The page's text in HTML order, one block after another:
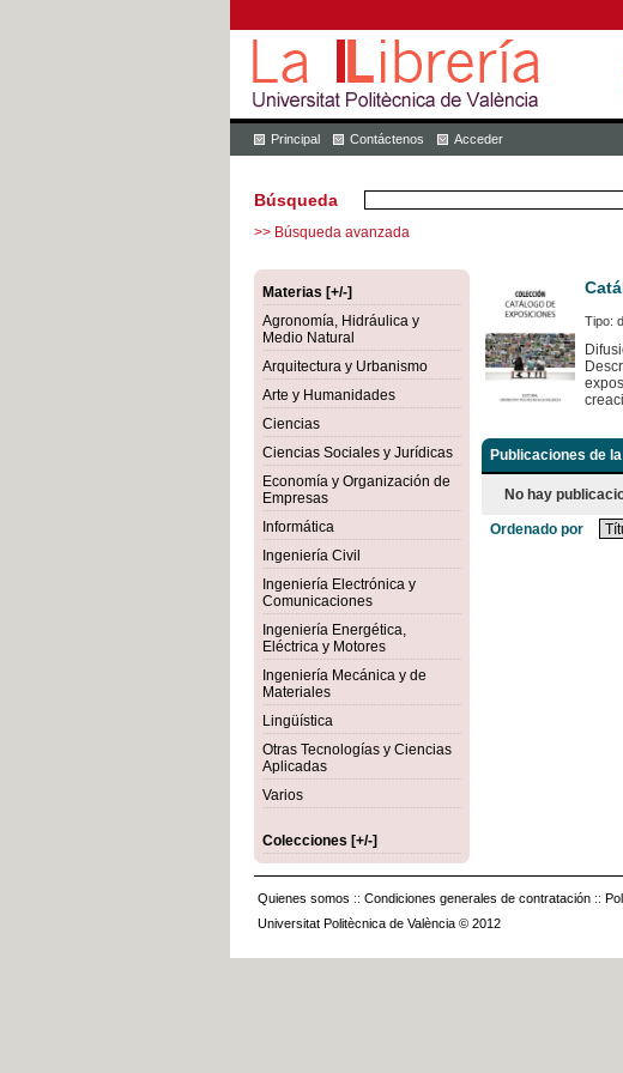
Principal Contáctenos Acceder
Búsqueda
>> Búsqueda avanzada
Materias [+/-]
Agronomía, Hidráulica y
Medio Natural
Arquitectura y Urbanismo
Arte y Humanidades
Ciencias
Ciencias Sociales y Jurídicas
Economía y Organización de
Empresas
Informática
Ingeniería Civil
Ingeniería Electrónica y
Comunicaciones
Ingeniería Energética,
Eléctrica y Motores
Ingeniería Mecánica y de
Materiales
Lingüística
Otras Tecnologías y Ciencias
Aplicadas
Varios
Colecciones [+/-]
Tipo:
Publicaciones de
No hay
Ordenado por
Quienes somos :: Condiciones generales de contratación ::
Universitat Politècnica de València © 2012